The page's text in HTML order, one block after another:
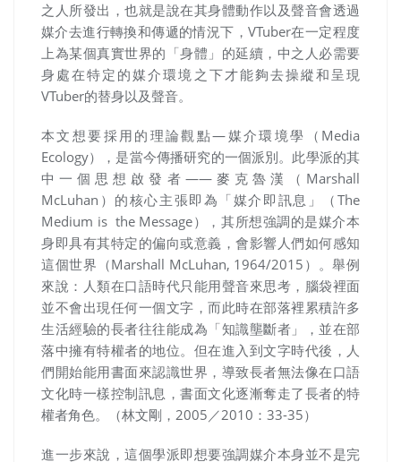
之人所發出，也就是說在其身體動作以及聲音會透過
媒介去進行轉換和傳遞的情況下， VTuber在一定程度
上為某個真實世界的「身體」的延續，中之人必需要
身處在特定的媒介環境之下才能夠去操縱和呈現
VTuber的替身以及聲音。
本文想要採用的理論觀點—媒介環境學（ Media
Ecology），是當今傳播研究的一個派別。此學派的其
中一個思想啟發者 ——麥克魯漢（ Marshall
McLuhan ）的核心主張即為「媒介即訊息」（ The
Medium is the Message），其所想強調的是媒介本
身即具有其特定的偏向或意義，會影響人們如何感知
這個世界（Marshall McLuhan, 1964/2015 ）。舉例
來說：人類在口語時代只能用聲音來思考，腦袋裡面
並不會出現任何一個文字，而此時在部落裡累積許多
生活經驗的長者往往能成為「知識壟斷者」，並在部
落中擁有特權者的地位。但在進入到文字時代後，人
們開始能用書面來認識世界，導致長者無法像在口語
文化時一樣控制訊息，書面文化逐漸奪走了長者的特
權者角色。（林文剛，2005／2010：33-35）
進一步來說，這個學派即想要強調媒介本身並不是完